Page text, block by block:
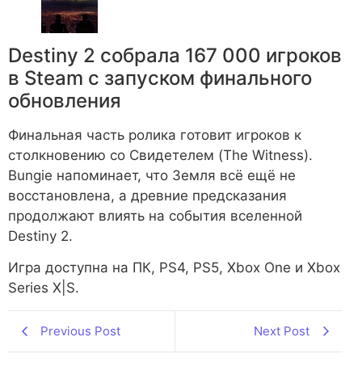
Destiny 2 собрала 167 000 игроков
в Steam с запуском финального
обновления
Финальная часть ролика готовит игроков к
столкновению со Свидетелем (The Witness).
Bungie напоминает, что Земля всё ещё не
восстановлена, а древние предсказания
продолжают влиять на события вселенной
Destiny 2.
Игра доступна на ПК, PS4, PS5, Xbox One и Xbox
Series X|S.
Previous Post Next Post